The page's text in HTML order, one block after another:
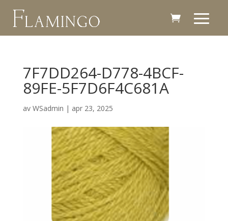
7F7DD264-D778-4BCF-
89FE-5F7D6F4C681A
av WSadmin | apr 23, 2025